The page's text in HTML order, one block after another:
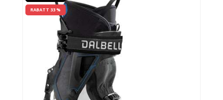
RABATT 33 %